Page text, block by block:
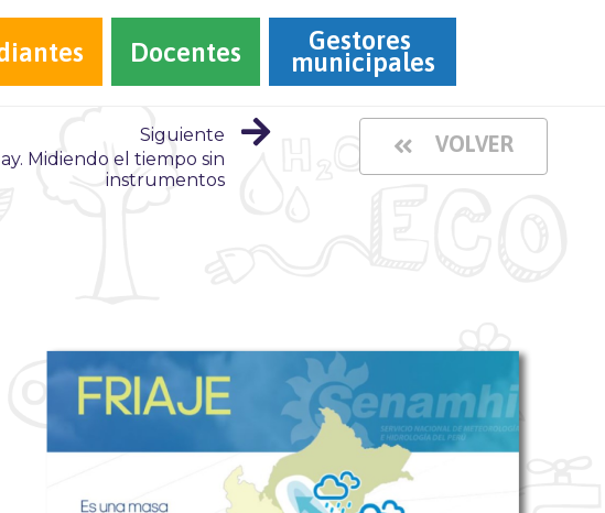
Docentes Gestores
municipales
Siguiente
Midiendo el tiempo sin
instrumentos
VOLVER